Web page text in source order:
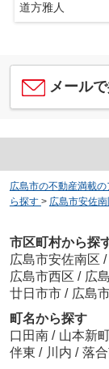
道方雅人
メール
広島市の不動産満載
ら探す > 広島市安佐南
市区町村から探
広島市安佐南区 /
広島市西区 / 広
廿日市市 / 広島
町名から探す
口田南 / 山本新
伴東 / 川内 / 落